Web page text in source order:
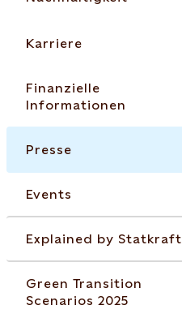
Karriere
Finanzielle
Informationen
Presse
Events
Explained by Statkraft
Green Transition
Scenarios 2025